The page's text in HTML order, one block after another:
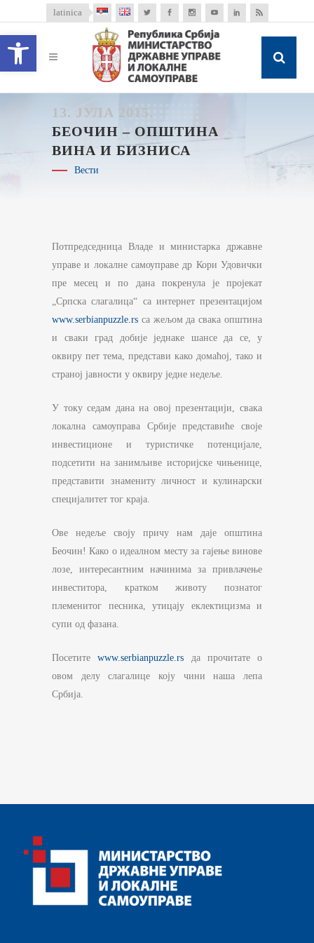
Open toolbar
latinica
13. ЈУЛА 2015.
БЕОЧИН – ОПШТИНА
ВИНА И БИЗНИСА
Вести
Потпредседница Владе и министарка државне
управе и локалне самоуправе др Кори Удовички
пре месец и по дана покренула је пројекат
„Српска слагалица“ са интернет презентацијом
www.serbianpuzzle.rs са жељом да свака општина
и сваки град добије једнаке шансе да се, у
оквиру пет тема, представи како домаћој, тако и
страној јавности у оквиру једне недеље.
У току седам дана на овој презентацији, свака
локална самоуправа Србије представиће своје
инвестиционе и туристичке потенцијале,
подсетити на занимљиве историјске чињенице,
представити знамениту личност и кулинарски
специјалитет тог краја.
Ове недеље своју причу нам даје општина
Беочин! Како о идеалном месту за гајење винове
лозе, интересантним начинима за привлачење
инвеститора, кратком животу познатог
племенитог песника, утицају еклектицизма и
супи од фазана.
Посетитеwww.serbianpuzzle.rs да прочитате о
овом делу слагалице коју чини наша лепа
Србија.